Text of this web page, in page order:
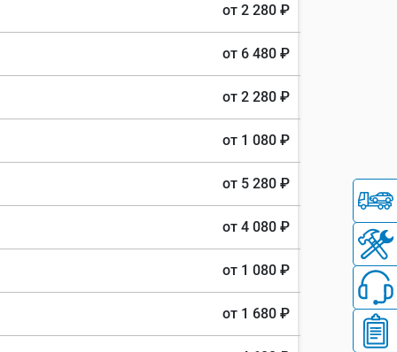
от 2 280 ₽
от 6 480 ₽
от 2 280 ₽
от 1 080 ₽
от 5 280 ₽
от 4 080 ₽
от 1 080 ₽
от 1 680 ₽